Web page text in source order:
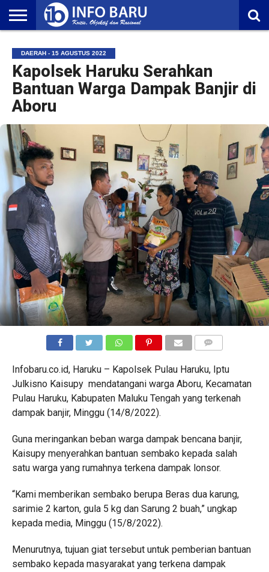
NASIONAL
AMBONIA
MALUKU
EKONOMI
POLITIK
OLAHRAGA
LIFESTYLE
REDAKSI
DAERAH - 15 AGUSTUS 2022
Kapolsek Haruku Serahkan
Bantuan Warga Dampak Banjir di
Aboru
Infobaru.co.id, Haruku – Kapolsek Pulau Haruku, Iptu
Julkisno Kaisupy mendatangani warga Aboru, Kecamatan
Pulau Haruku, Kabupaten Maluku Tengah yang terkenah
dampak banjir, Minggu (14/8/2022).
Guna meringankan beban warga dampak bencana banjir,
Kaisupy menyerahkan bantuan sembako kepada salah
satu warga yang rumahnya terkena dampak lonsor.
“Kami memberikan sembako berupa Beras dua karung,
sarimie 2 karton, gula 5 kg dan Sarung 2 buah,” ungkap
kepada media, Minggu (15/8/2022).
Menurutnya, tujuan giat tersebut untuk pemberian bantuan
sembako kepada masyarakat yang terkena dampak